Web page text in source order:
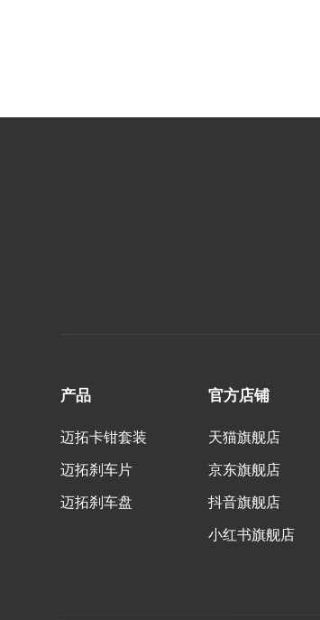
产品
迈拓卡钳套装
迈拓刹车片
迈拓刹车盘
官方店铺
天猫旗舰店
京东旗舰店
抖音旗舰店
小红书旗舰店